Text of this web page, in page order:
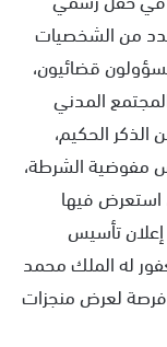
من الشخصيات
قضائيون،
المدني
الحكيم،
مفوضية الشرطة،
استعرض فيها
تأسيس
له الملك محمد
لعرض منجزات